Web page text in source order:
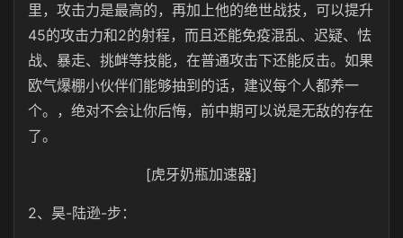
里，攻击力是最高的，再加上他的绝世战技，可以提升
45的攻击力和2的射程，而且还能免疫混乱、迟疑、怯
战、暴走、挑衅等技能，在普通攻击下还能反击。如果
欧气爆棚小伙伴们能够抽到的话，建议每个人都养一
个。，绝对不会让你后悔，前中期可以说是无敌的存在
了。
[虎牙奶瓶加速器]
2、昊-陆逊-步：